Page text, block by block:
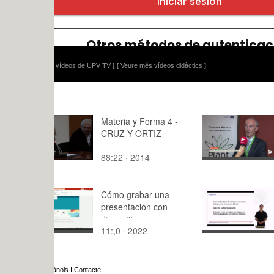
vídeos de UPV TV ] [ Veure més vídeos didàctics ]
Materia y Forma 4 -
CRUZ Y ORTIZ
88:22 · 2014
Plant
Mundus
Vegetal
3:54 · 2024
Cómo grabar una
presentación con
diapositivas y
exportarlas a formato
11:,0 · 2022
Sistemas
de
7:29 · 2009